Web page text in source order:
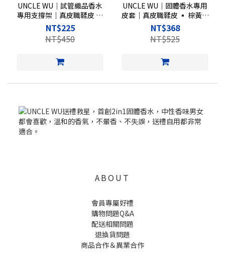
UNCLE WU｜試管織品香水
專用支撐架｜真皮職鞣皮 ▪︎
棕黃色
NT$225
NT$450
UNCLE WU｜固體香水專用
皮套｜真皮職鞣皮 ▪︎ 棕黃色
LOGO版
NT$368
NT$525
ABOUT
會員專屬好禮
購物問題Q&A
配送相關問題
退換貨問題
商品合作＆異業合作